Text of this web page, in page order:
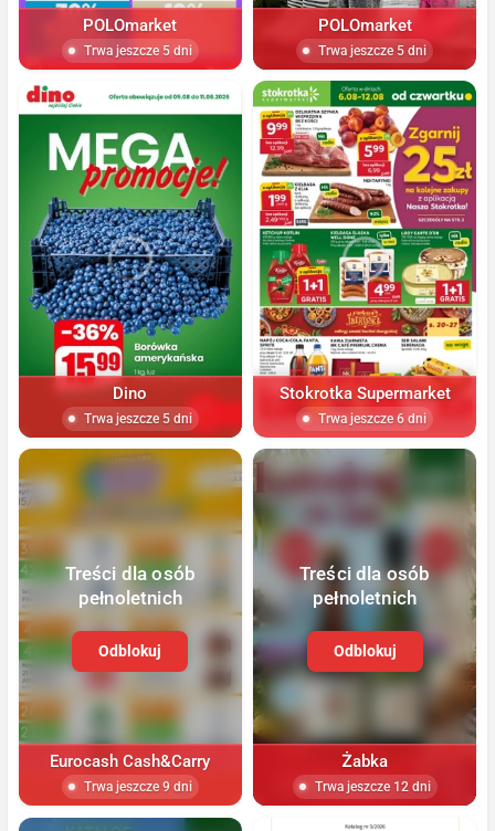
POLOmarket
Trwa jeszcze 5 dni
POLOmarket
Trwa jeszcze 5 dni
Dino
Trwa jeszcze 5 dni
Stokrotka Supermarket
Trwa jeszcze 6 dni
Treści dla osób
pełnoletnich
Odblokuj
Eurocash Cash&Carry
Trwa jeszcze 9 dni
Treści dla osób
pełnoletnich
Odblokuj
Żabka
Trwa jeszcze 12 dni